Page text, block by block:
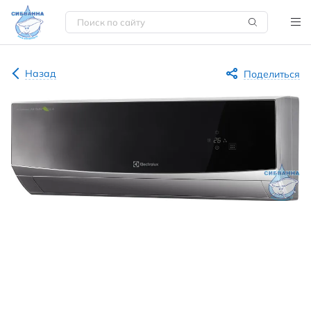
Назад Поделиться